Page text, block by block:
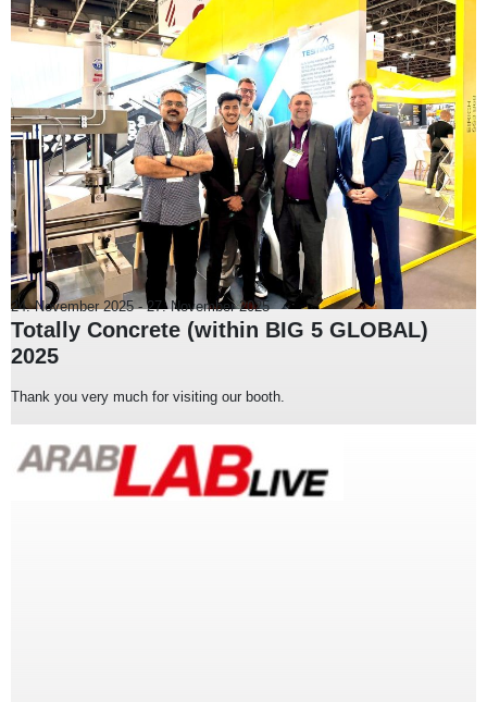
24. November 2025-27. November 2025
Totally Concrete (within BIG 5 GLOBAL)
2025
Thank you very much for visiting our booth.